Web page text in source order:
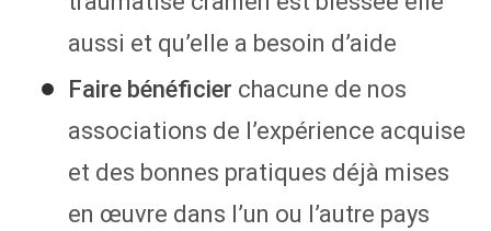
aussi et qu’elle a besoin d’aide
Faire bénéficier chacune de nos
associations de l’expérience acquise
et des bonnes pratiques déjà mises
en œuvre dans l’un ou l’autre pays